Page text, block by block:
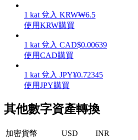
機槍池
一鍵質押鎖定高收益
1 kat 兌入 KRW₩6.5
使用KRW購買
1 kat 兌入 CAD$0.00639
使用CAD購買
1 kat 兌入 JPY¥0.72345
使用JPY購買
其他數字資產轉換
加密貨幣 USD INR